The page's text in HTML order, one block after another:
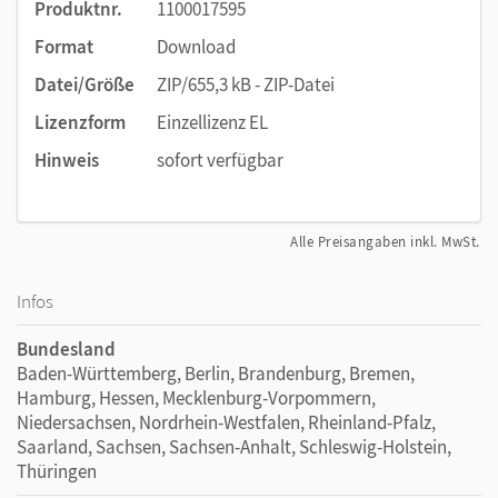
Produktnr.
1100017595
Format
Download
Datei/Größe
ZIP/655,3 kB - ZIP-Datei
Lizenzform
Einzellizenz EL
Hinweis
sofort verfügbar
Alle Preisangaben inkl. MwSt.
Infos
Bundesland
Baden-Württemberg, Berlin, Brandenburg, Bremen,
Hamburg, Hessen, Mecklenburg-Vorpommern,
Niedersachsen, Nordrhein-Westfalen, Rheinland-Pfalz,
Saarland, Sachsen, Sachsen-Anhalt, Schleswig-Holstein,
Thüringen